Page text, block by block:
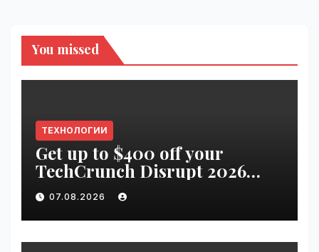
You missed
ТЕХНОЛОГИИ
Get up to $400 off your
TechCrunch Disrupt 2026
pass until tomorrow |
VseTime.ru
07.08.2026